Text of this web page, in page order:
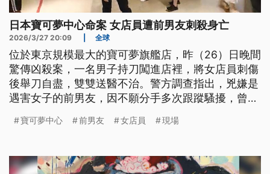
日本寶可夢中心命案 女店員遭前男友刺殺身亡
2026/3/27 20:09 全球
位於東京規模最大的寶可夢旗艦店，昨（26）日晚間
驚傳凶殺案，一名男子持刀闖進店裡，將女店員刺傷
後舉刀自盡，雙雙送醫不治。警方調查指出，兇嫌是
遇害女子的前男友，因不願分手多次跟蹤騷擾，曾被
生。
寶可夢中心 前男友 女店員 現場